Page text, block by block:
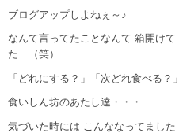
ブログアップしよねぇ～♪
なんて言ってたことなんて 箱開け
た （笑）
「どれにする？」「次どれ食べる？」
食いしん坊のあたし達・・・
気づいた時には こんななってました